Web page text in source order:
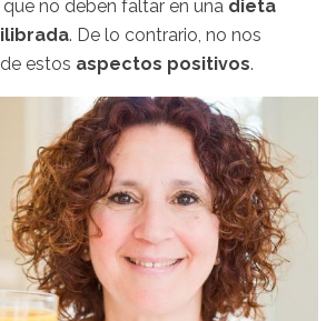
no deben faltar en una dieta
. De lo contrario, no nos
estos aspectos positivos.